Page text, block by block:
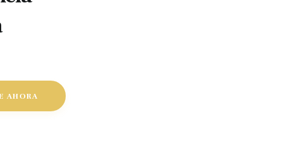
AHORA